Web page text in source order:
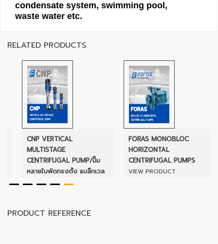
condensate system, swimming pool,
waste water etc.
RELATED PRODUCTS
CNP VERTICAL
MULTISTAGE
CENTRIFUGAL PUMP/ปั๊ม
หลายใบพัดทรงตั้ง แบล๊กเวล
VIEW PRODUCT
FORAS MONOBLOC
HORIZONTAL
CENTRIFUGAL PUMPS
VIEW PRODUCT
PRODUCT REFERENCE